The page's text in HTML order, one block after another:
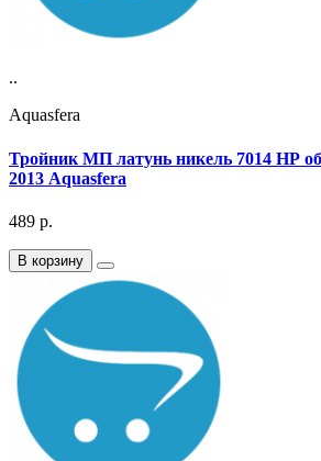
..
Aquasfera
Тройник МП латунь никель 7014 НР
2013 Aquasfera
489 р.
В корзину